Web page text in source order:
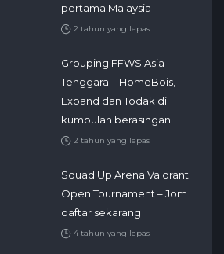
pertama Malaysia
2 tahun yang lepas
Grouping FFWS Asia
Tenggara – HomeBois,
Expand dan Todak di
kumpulan berasingan
2 tahun yang lepas
Squad Up Arena Valorant
Open Tournament – Jom
daftar sekarang
4 tahun yang lepas